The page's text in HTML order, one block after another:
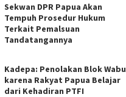
Sekwan DPR Papua Akan
Tempuh Prosedur Hukum
Terkait Pemalsuan
Tandatangannya
Kadepa: Penolakan Blok Wabu
karena Rakyat Papua Belajar
dari Kehadiran PTFI